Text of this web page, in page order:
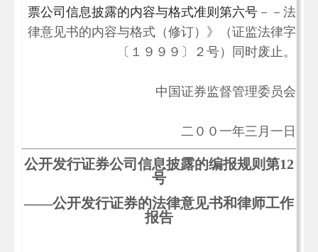
票公司信息披露的内容与格式准则第六号 －－法
律意见书的内容与格式（修订）》（证监法律字
〔１９９９〕２号）同时废止。
中国证券监督管理委员会
二００一年三月一日
公开发行证券公司信息披露的编报规则第12
号
——公开发行证券的法律意见书和律师工作
报告